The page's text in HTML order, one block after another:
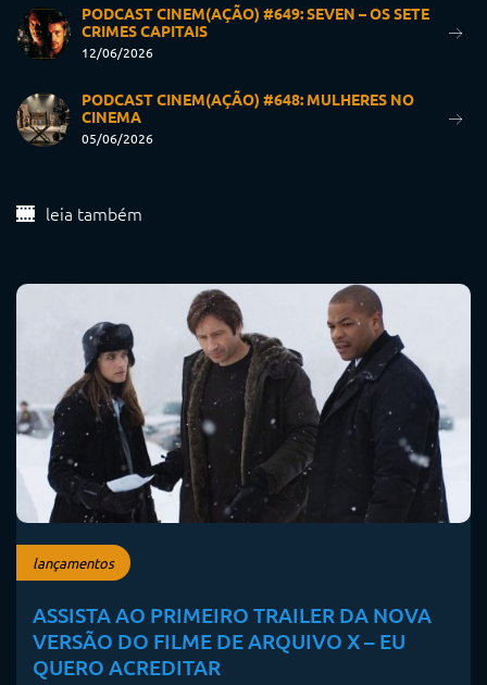
PODCAST CINEM(AÇÃO) #649: SEVEN – OS SETE
CRIMES CAPITAIS
12/06/2026
PODCAST CINEM(AÇÃO) #648: MULHERES NO
CINEMA
05/06/2026
leia também
lançamentos
ASSISTA AO PRIMEIRO TRAILER DA NOVA
VERSÃO DO FILME DE ARQUIVO X – EU
QUERO ACREDITAR